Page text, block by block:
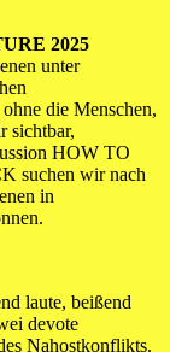
2025
unter
die Menschen,
sichtbar,
HOW TO
suchen wir nach
in
laute, beißend
devote
Nahostkonflikts.